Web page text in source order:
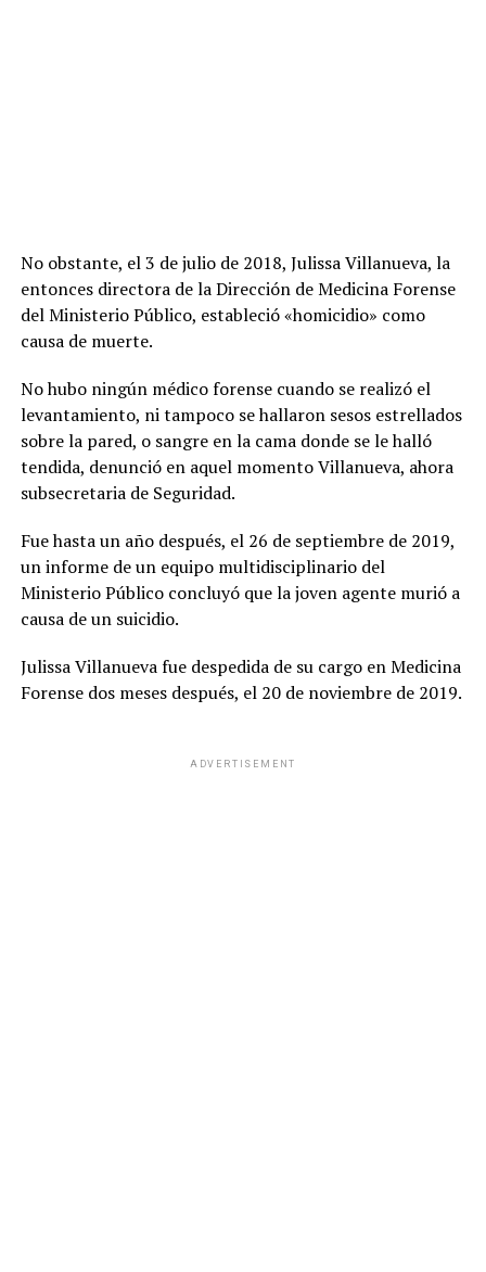
No obstante, el 3 de julio de 2018, Julissa Villanueva, la
entonces directora de la Dirección de Medicina Forense
del Ministerio Público, estableció «homicidio» como
causa de muerte.
No hubo ningún médico forense cuando se realizó el
levantamiento, ni tampoco se hallaron sesos estrellados
sobre la pared, o sangre en la cama donde se le halló
tendida, denunció en aquel momento Villanueva, ahora
subsecretaria de Seguridad.
Fue hasta un año después, el 26 de septiembre de 2019,
un informe de un equipo multidisciplinario del
Ministerio Público concluyó que la joven agente murió a
causa de un suicidio.
Julissa Villanueva fue despedida de su cargo en Medicina
Forense dos meses después, el 20 de noviembre de 2019.
ADVERTISEMENT